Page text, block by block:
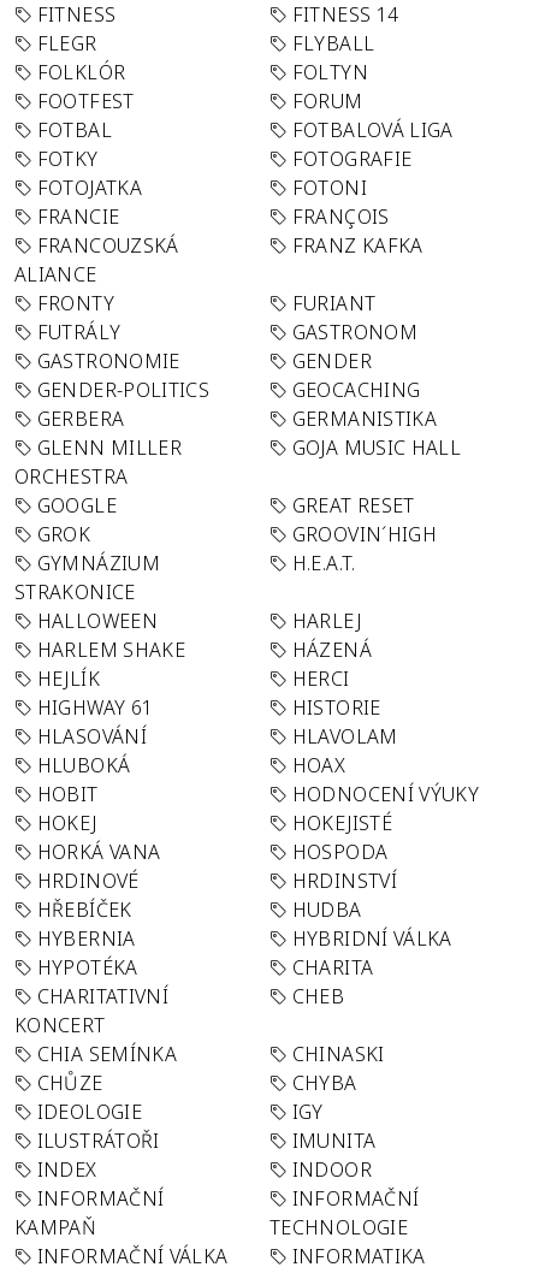
FITNESS
FITNESS 14
FLEGR
FLYBALL
FOLKLÓR
FOLTYN
FOOTFEST
FORUM
FOTBAL
FOTBALOVÁ LIGA
FOTKY
FOTOGRAFIE
FOTOJATKA
FOTONI
FRANCIE
FRANÇOIS
FRANCOUZSKÁ
ALIANCE
FRANZ KAFKA
FRONTY
FURIANT
FUTRÁLY
GASTRONOM
GASTRONOMIE
GENDER
GENDER-POLITICS
GEOCACHING
GERBERA
GERMANISTIKA
GLENN MILLER
ORCHESTRA
GOJA MUSIC HALL
GOOGLE
GREAT RESET
GROK
GROOVIN´HIGH
GYMNÁZIUM
STRAKONICE
H.E.A.T.
HALLOWEEN
HARLEJ
HARLEM SHAKE
HÁZENÁ
HEJLÍK
HERCI
HIGHWAY 61
HISTORIE
HLASOVÁNÍ
HLAVOLAM
HLUBOKÁ
HOAX
HOBIT
HODNOCENÍ VÝUKY
HOKEJ
HOKEJISTÉ
HORKÁ VANA
HOSPODA
HRDINOVÉ
HRDINSTVÍ
HŘEBÍČEK
HUDBA
HYBERNIA
HYBRIDNÍ VÁLKA
HYPOTÉKA
CHARITA
CHARITATIVNÍ
KONCERT
CHEB
CHIA SEMÍNKA
CHINASKI
CHŮZE
CHYBA
IDEOLOGIE
IGY
ILUSTRÁTOŘI
IMUNITA
INDEX
INDOOR
INFORMAČNÍ
KAMPAŇ
INFORMAČNÍ
TECHNOLOGIE
INFORMAČNÍ VÁLKA
INFORMATIKA